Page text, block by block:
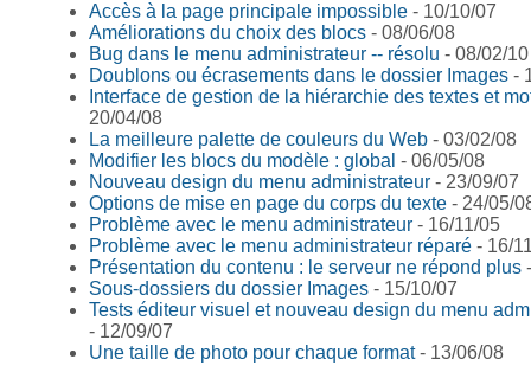
Accès à la page principale impossible - 10/10/07
Améliorations du choix des blocs - 08/06/08
Bug dans le menu administrateur -- résolu - 08/02/10
Doublons ou écrasements dans le dossier Images -
Interface de gestion de la hiérarchie des textes et
20/04/08
La meilleure palette de couleurs du Web - 03/02/08
Modifier les blocs du modèle : global - 06/05/08
Nouveau design du menu administrateur - 23/09/07
Options de mise en page du corps du texte - 24/05/
Problème avec le menu administrateur - 16/11/05
Problème avec le menu administrateur réparé - 16/
Présentation du contenu : le serveur ne répond plus
Sous-dossiers du dossier Images - 15/10/07
Tests éditeur visuel et nouveau design du menu
- 12/09/07
Une taille de photo pour chaque format- 13/06/08